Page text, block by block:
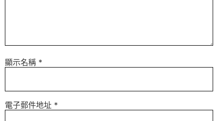
顯示名稱 *
電子郵件地址 *